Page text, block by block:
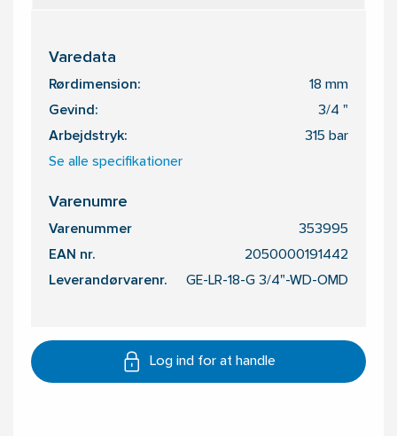
Varedata
Rørdimension: 18 mm
Gevind: 3/4 "
Arbejdstryk: 315 bar
Se alle specifikationer
Varenumre
Varenummer 353995
EAN nr. 2050000191442
Leverandørvarenr. GE-LR-18-G 3/4"-WD-OMD
Log ind for at handle